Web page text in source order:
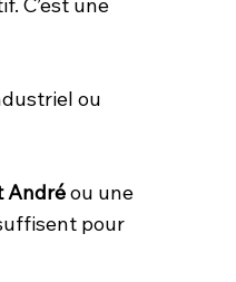
C’est une
ou
Andréou une
pour